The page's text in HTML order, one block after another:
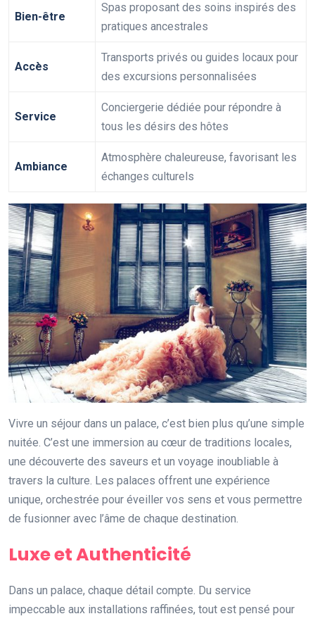
Bien-être
Spas proposant des soins inspirés des
pratiques ancestrales
Accès
Transports privés ou guides locaux pour
des excursions personnalisées
Service
Conciergerie dédiée pour répondre à
tous les désirs des hôtes
Ambiance
Atmosphère chaleureuse, favorisant les
échanges culturels
Vivre un séjour dans un palace, c’est bien plus qu’une simple
nuitée. C’est une immersion au cœur de traditions locales,
une découverte des saveurs et un voyage inoubliable à
travers la culture. Les palaces offrent une expérience
unique, orchestrée pour éveiller vos sens et vous permettre
de fusionner avec l’âme de chaque destination.
Luxe et Authenticité
Dans un palace, chaque détail compte. Du service
impeccable aux installations raffinées, tout est pensé pour